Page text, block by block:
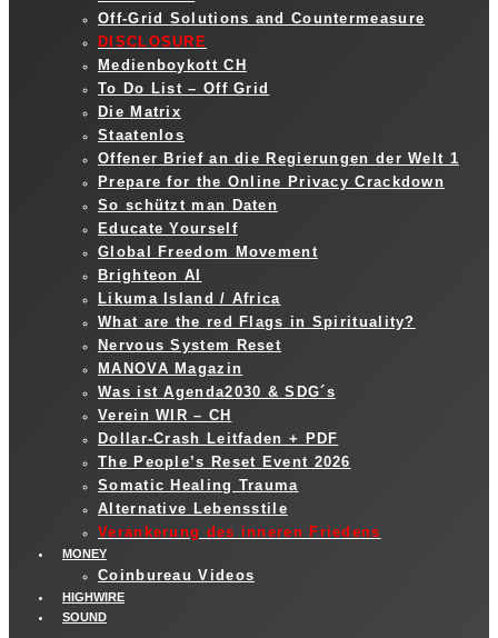
Off-Grid Solutions and Countermeasure
DISCLOSURE
Medienboykott CH
To Do List – Off Grid
Die Matrix
Staatenlos
Offener Brief an die Regierungen der Welt 1
Prepare for the Online Privacy Crackdown
So schützt man Daten
Educate Yourself
Global Freedom Movement
Brighteon AI
Likuma Island / Africa
What are the red Flags in Spirituality?
Nervous System Reset
MANOVA Magazin
Was ist Agenda2030 & SDG´s
Verein WIR – CH
Dollar-Crash Leitfaden + PDF
The People’s Reset Event 2026
Somatic Healing Trauma
Alternative Lebensstile
Verankerung des inneren Friedens
MONEY
Coinbureau Videos
HIGHWIRE
SOUND